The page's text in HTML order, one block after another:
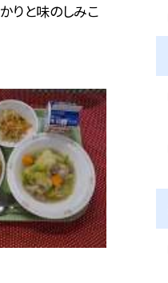
りと味のしみこ